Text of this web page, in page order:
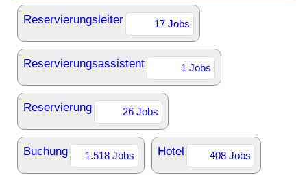
Reservierungsleiter 17 Jobs
Reservierungsassistent 1 Jobs
Reservierung 26 Jobs
Buchung 1.518 Jobs Hotel 408 Jobs